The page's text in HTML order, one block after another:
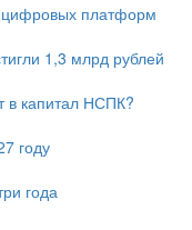
цифровых платформ
1,3 млрд рублей
в капитал НСПК?
году
года